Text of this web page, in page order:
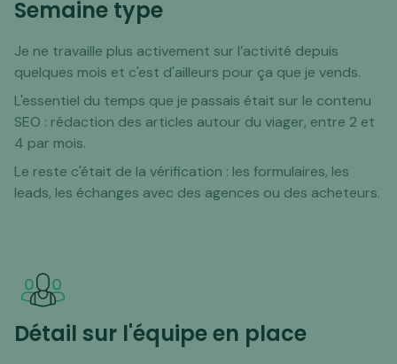
Semaine type
Je ne travaille plus activement sur l’activité depuis
quelques mois et c'est d'ailleurs pour ça que je vends.
L'essentiel du temps que je passais était sur le contenu
SEO : rédaction des articles autour du viager, entre 2 et
4 par mois.
Le reste c'était de la vérification : les formulaires, les
leads, les échanges avec des agences ou des acheteurs.
Détail sur l'équipe en place